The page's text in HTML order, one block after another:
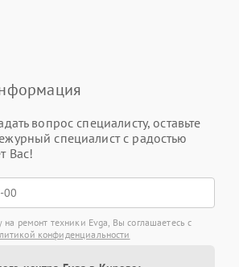
вопрос специалисту, оставьте
специалист с радостью
Вас!
на ремонт техники Evga, Вы соглашаетесь с
конфиденциальности